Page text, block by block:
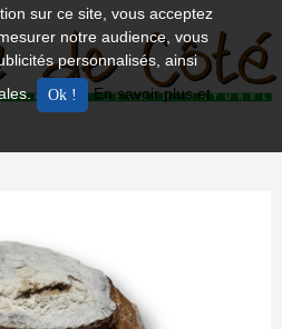
sur ce site, vous acceptez
notre audience, vous
personnalisés, ainsi
En savoir plus et